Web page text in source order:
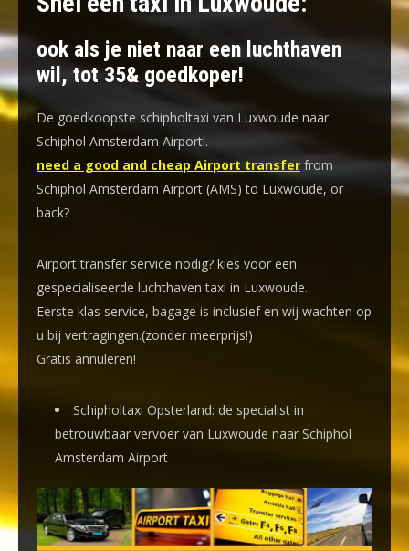
ook als je niet naar een luchthaven
wil, tot 35& goedkoper!
De goedkoopste schipholtaxi van Luxwoude naar
Schiphol Amsterdam Airport!.
need a good and cheap Airport transfer from
Schiphol Amsterdam Airport (AMS) to Luxwoude, or
back?
Airport transfer service nodig? kies voor een
gespecialiseerde luchthaven taxi in Luxwoude.
Eerste klas service, bagage is inclusief en wij wachten op
u bij vertragingen.(zonder meerprijs!)
Gratis annuleren!
Schipholtaxi Opsterland: de specialist in
betrouwbaar vervoer van Luxwoude naar Schiphol
Amsterdam Airport